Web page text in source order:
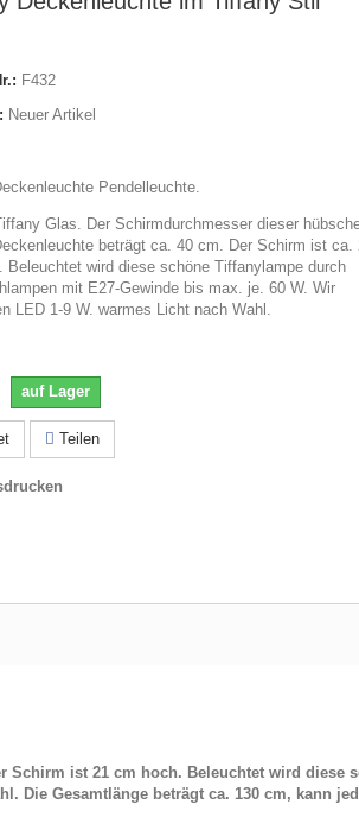
F432
Neuer Artikel
Pendelleuchte.
Glas. Der Schirmdurchmesser dieser
beträgt ca. 40 cm. Der Schirm ist ca.
Beleuchtet wird diese schöne Tiffanylampe durch
mit E27-Gewinde bis max. je. 60 W. Wir
LED 1-9 W. warmes Licht nach Wahl.
auf Lager
Teilen
Schirm ist 21 cm hoch. Beleuchtet wird diese
Die Gesamtlänge beträgt ca. 130 cm, kann